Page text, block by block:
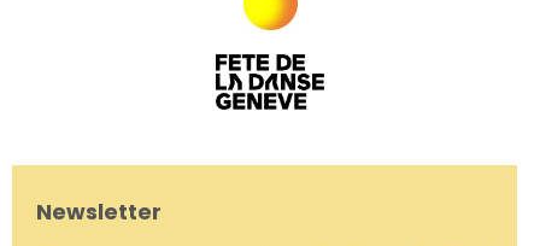
Newsletter